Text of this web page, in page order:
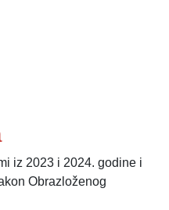
iz 2023 i 2024. godine i
Obrazloženog